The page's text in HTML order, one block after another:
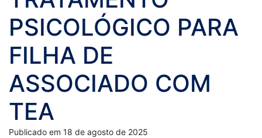
PSICOLÓGICO PARA
FILHA DE
ASSOCIADO COM
TEA
Publicado em 18 de agosto de 2025